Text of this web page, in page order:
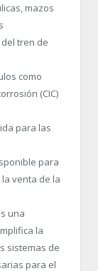
mazos
tren de
como
(CIC)
para las
para
venta de la
una
la
sistemas de
para el